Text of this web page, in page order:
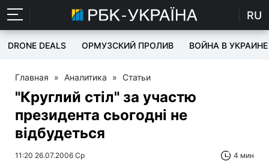
RU
DRONE DEALS ОРМУЗСКИЙ ПРОЛИВ ВОЙНА В УКРАИНЕ
Главная » Аналитика » Статьи
"Круглий стіл" за участю
президента сьогодні не
відбудеться
11:20 26.07.2006 Ср 4 мин